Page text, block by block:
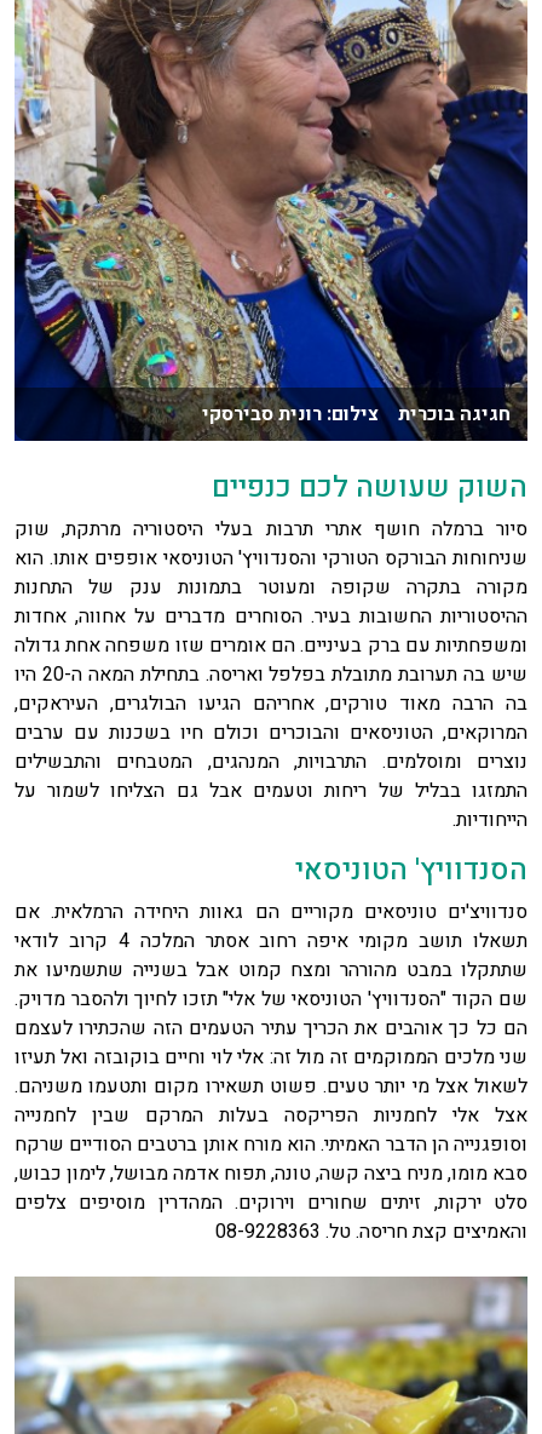
חגיגה בוכרית צילום: רונית סבירסקי
השוק שעושה לכם כנפיים
סיור ברמלה חושף אתרי תרבות בעלי היסטוריה מרתקת, שוק
שניחוחות הבורקס הטורקי והסנדוויץ' הטוניסאי אופפים אותו. הוא
מקורה בתקרה שקופה ומעוטר בתמונות ענק של התחנות
ההיסטוריות החשובות בעיר. הסוחרים מדברים על אחווה, אחדות
ומשפחתיות עם ברק בעיניים. הם אומרים שזו משפחה אחת גדולה
שיש בה תערובת מתובלת בפלפל ואריסה. בתחילת המאה ה-20 היו
בה הרבה מאוד טורקים, אחריהם הגיעו הבולגרים, העיראקים,
המרוקאים, הטוניסאים והבוכרים וכולם חיו בשכנות עם ערבים
נוצרים ומוסלמים. התרבויות, המנהגים, המטבחים והתבשילים
התמזגו בבליל של ריחות וטעמים אבל גם הצליחו לשמור על
הייחודיות.
הסנדוויץ' הטוניסאי
סנדוויצ'ים טוניסאים מקוריים הם גאוות היחידה הרמלאית. אם
תשאלו תושב מקומי איפה רחוב אסתר המלכה 4 קרוב לודאי
שתתקלו במבט מהורהר ומצח קמוט אבל בשנייה שתשמיעו את
שם הקוד "הסנדוויץ' הטוניסאי של אלי" תזכו לחיוך ולהסבר מדויק.
הם כל כך אוהבים את הכריך עתיר הטעמים הזה שהכתירו לעצמם
שני מלכים הממוקמים זה מול זה: אלי לוי וחיים בוקובזה ואל תעיזו
לשאול אצל מי יותר טעים. פשוט תשאירו מקום ותטעמו משניהם.
אצל אלי לחמניות הפריקסה בעלות המרקם שבין לחמנייה
וסופגנייה הן הדבר האמיתי. הוא מורח אותן ברטבים הסודיים שרקח
סבא מומו, מניח ביצה קשה, טונה, תפוח אדמה מבושל, לימון כבוש,
סלט ירקות, זיתים שחורים וירוקים. המהדרין מוסיפים צלפים
והאמיצים קצת חריסה. טל. 08-9228363